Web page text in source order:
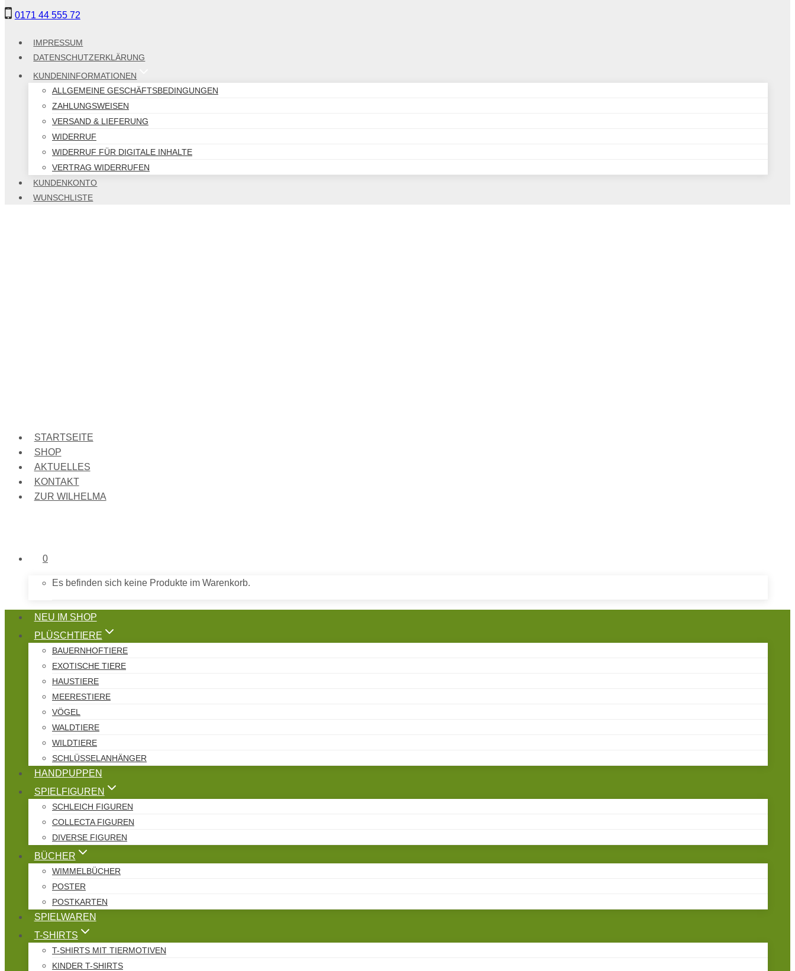
Zum
Inhalt
0171 44 555 72
IMPRESSUM
DATENSCHUTZERKLÄRUNG
KUNDENINFORMATIONEN
ALLGEMEINE GESCHÄFTSBEDINGUNGEN
ZAHLUNGSWEISEN
VERSAND & LIEFERUNG
WIDERRUF
WIDERRUF FÜR DIGITALE INHALTE
VERTRAG WIDERRUFEN
KUNDENKONTO
WUNSCHLISTE
STARTSEITE
SHOP
AKTUELLES
KONTAKT
ZUR WILHELMA
0
Es befinden sich keine Produkte im Warenkorb.
NEU IM SHOP
PLÜSCHTIERE
BAUERNHOFTIERE
EXOTISCHE TIERE
HAUSTIERE
MEERESTIERE
VÖGEL
WALDTIERE
WILDTIERE
SCHLÜSSELANHÄNGER
HANDPUPPEN
SPIELFIGUREN
SCHLEICH FIGUREN
COLLECTA FIGUREN
DIVERSE FIGUREN
BÜCHER
WIMMELBÜCHER
POSTER
POSTKARTEN
SPIELWAREN
T-SHIRTS
T-SHIRTS MIT TIERMOTIVEN
KINDER T-SHIRTS